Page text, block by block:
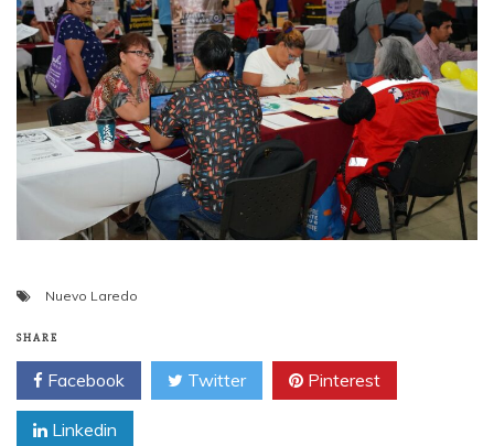
Nuevo Laredo
SHARE
Facebook Twitter Pinterest
Linkedin